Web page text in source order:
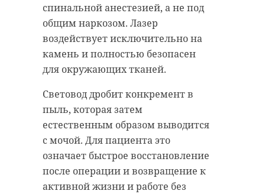
спинальной анестезией, а не под
общим наркозом. Лазер
воздействует исключительно на
камень и полностью безопасен
для окружающих тканей.
Световод дробит конкремент в
пыль, которая затем
естественным образом выводится
с мочой. Для пациента это
означает быстрое восстановление
после операции и возвращение к
активной жизни и работе без